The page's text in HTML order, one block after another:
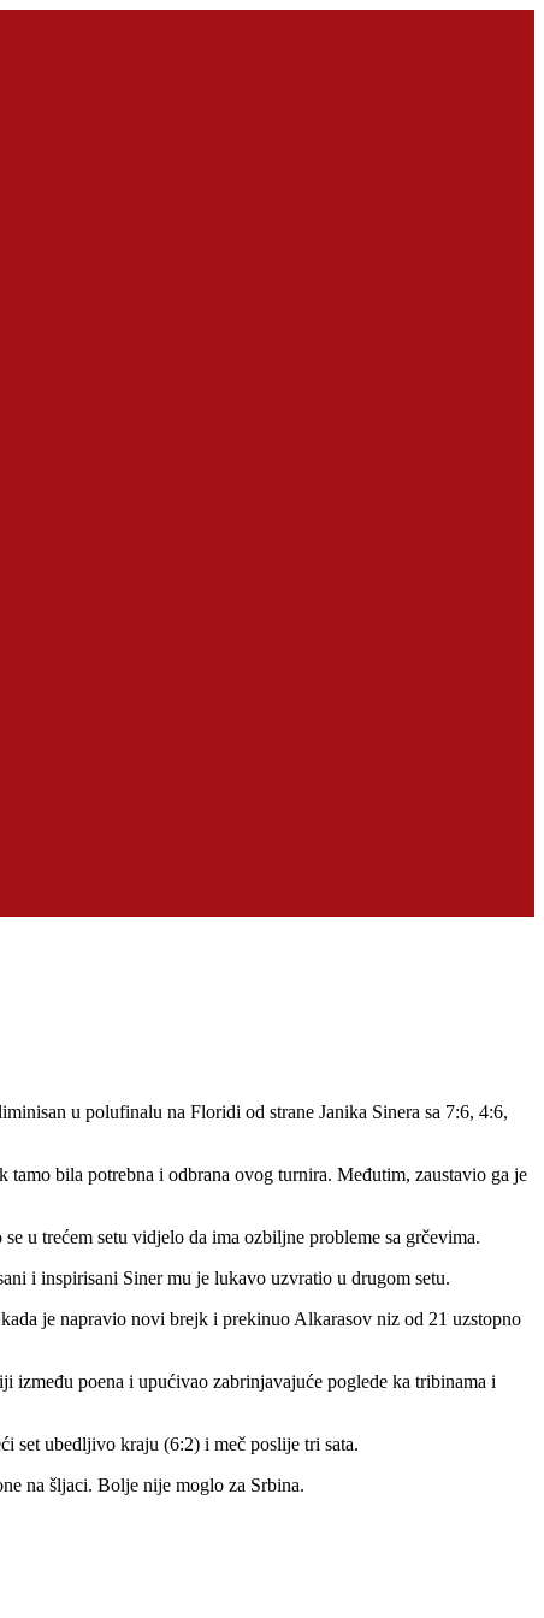
u polufinalu na Floridi od strane Јanika Sinera sa 7:6, 4:6,
bila potrebna i odbrana ovog turnira. Međutim, zaustavio ga je
u trećem setu vidjelo da ima ozbiljne probleme sa grčevima.
i inspirisani Siner mu je lukavo uzvratio u drugom setu.
je napravio novi brejk i prekinuo Alkarasov niz od 21 uzstopno
između poena i upućivao zabrinjavajuće poglede ka tribinama i
set ubedljivo kraju (6:2) i meč poslije tri sata.
na šljaci. Bolje nije moglo za Srbina.